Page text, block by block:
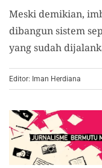
Meski demikian,
dibangun sistem
yang sudah
Editor: Iman Herdiana